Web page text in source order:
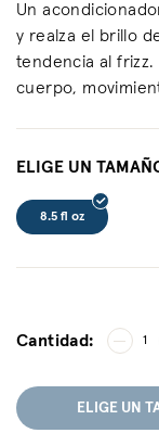
Un
y realza el brillo
tendencia al frizz.
cuerpo,
ELIGE UN
8.5 fl oz
Cantidad: 1
ELIGE UN